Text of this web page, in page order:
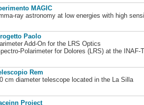
MAGIC
ray astronomy at low energies with high
Paolo
Add-On for the LRS Optics
Polarimeter for Dolores (LRS) at the INAF-
Rem
cm diameter telescope located in the La Silla
Project